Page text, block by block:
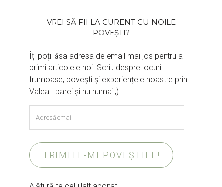
VREI SĂ FII LA CURENT CU NOILE
POVEȘTI?
Îți poți lăsa adresa de email mai jos pentru a
primi articolele noi. Scriu despre locuri
frumoase, povești și experiențele noastre prin
Valea Loarei și nu numai ;)
email
TRIMITE-MI POVEȘTILE!